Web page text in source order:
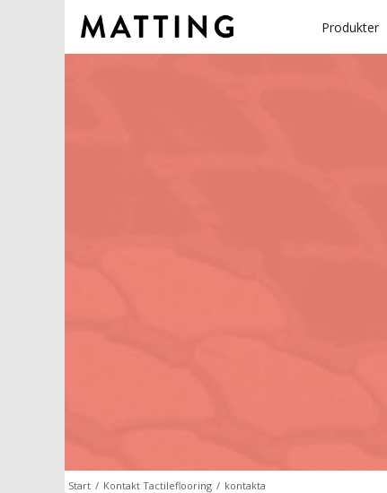
Produkter
Start / Kontakt Tactileflooring / kontakta